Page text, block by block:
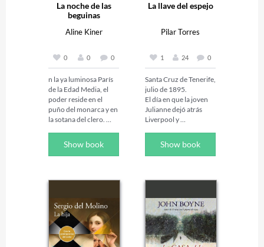
La noche de las
beguinas
Aline Kiner
0 0 0
n la ya luminosa París
de la Edad Media, el
poder reside en el
puño del monarca y en
la sotana del clero.
se alza el gran edificio
de piedra del
grupo de mujres vive
independientes,
estudian, se organizan
y trabajan ajenas al
dominio de los
Show book
La llave del espejo
Pilar Torres
1 24 0
Santa Cruz de Tenerife,
julio de 1895.
El día en que la joven
Julianne dejó atrás
Liverpool y
Tenerife junto a su
padre, enfermo de
cambió su manera de
que aprendió a olvidar
su pasado para poder
sobrevivir.
Esta novela histórica es
un retrato íntimo de la
Show book